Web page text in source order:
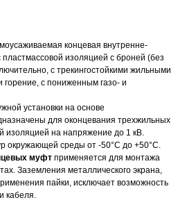
концевая внутренне-
изоляцией с броней (без
с трекингостойкими жильными
с пониженным газо- и
установки на основе
для оконцевания трехжильных
изоляцией на напряжение до 1 кВ.
окружающей среды от -50°С до +50°С.
муфт применяется для монтажа
Заземления металлического экрана,
пайки, исключает возможность
кабеля.